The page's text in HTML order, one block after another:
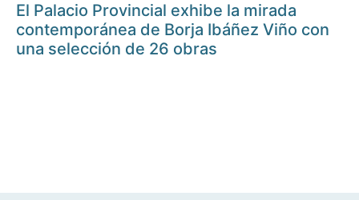
El Palacio Provincial exhibe la mirada
contemporánea de Borja Ibáñez Viño con
una selección de 26 obras